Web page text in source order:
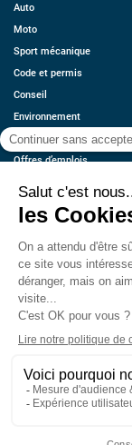
Auto
Moto
Sport mécanique
Code et permis
Conseil
Environnement
Économie
Offres d’emplois
Contact
Estimez votre voiture
Mentions légales
CGU